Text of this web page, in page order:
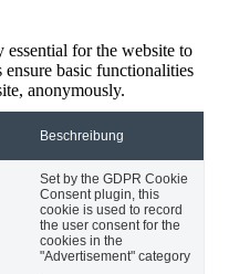
essential for the website to
basic functionalities
anonymously.
Beschreibung
Set by the GDPR Cookie
Consent plugin, this
cookie is used to record
the user consent for the
cookies in the
"Advertisement" category